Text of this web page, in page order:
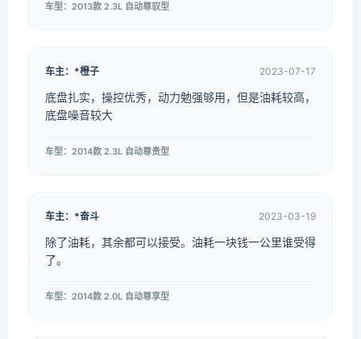
车型：2013款 2.3L 自动尊驭型
车主：*橙子 2023-07-17
底盘扎实，操控优秀，动力勉强够用，但是油耗较高，
底盘噪音较大
车型：2014款 2.3L 自动尊贵型
车主：*奋斗 2023-03-19
除了油耗，其余都可以接受。油耗一块钱一公里谁受得
了。
车型：2014款 2.0L 自动尊享型